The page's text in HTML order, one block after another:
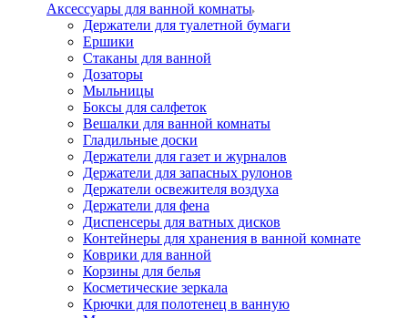
Аксессуары для ванной комнаты
Держатели для туалетной бумаги
Ершики
Стаканы для ванной
Дозаторы
Мыльницы
Боксы для салфеток
Вешалки для ванной комнаты
Гладильные доски
Держатели для газет и журналов
Держатели для запасных рулонов
Держатели освежителя воздуха
Держатели для фена
Диспенсеры для ватных дисков
Контейнеры для хранения в ванной комнате
Коврики для ванной
Корзины для белья
Косметические зеркала
Крючки для полотенец в ванную